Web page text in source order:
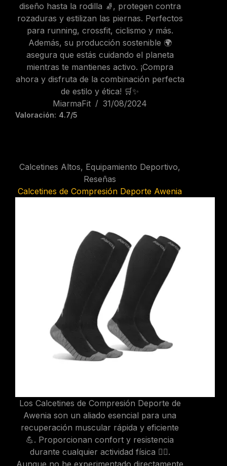
diseño hasta la rodilla 🧦, protegen contra
rozaduras y estilizan las piernas. Perfectos
para running, crossfit, ciclismo y más.
Además, su producción sostenible 🌍
asegura que estás cuidando el planeta
mientras te mantienes activo. ¡Compra
ahora y disfruta de la combinación perfecta
de estilo y ética! 🛒✨
MiarmaFit
31/08/2024
Valoración: 4.7/5
Calcetines Altos, Equipamiento Deportivo,
Reseñas
Calcetines de Compresión Deporte Awenia
Los Calcetines de Compresión Deporte de
Awenia son un aliado esencial para una
recuperación muscular rápida y eficiente
💪. Proporcionan confort y resistencia
durante cualquier actividad física 🏃‍♂️.